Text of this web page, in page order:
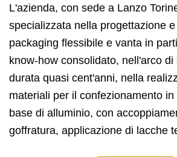
L'azienda, con sede a Lanzo
specializzata nella progettazione
packaging flessibile e vanta in
know-how consolidato, nell'arco
durata quasi cent'anni, nella
materiali per il confezionamento
base di alluminio, con
goffratura, applicazione di lacche